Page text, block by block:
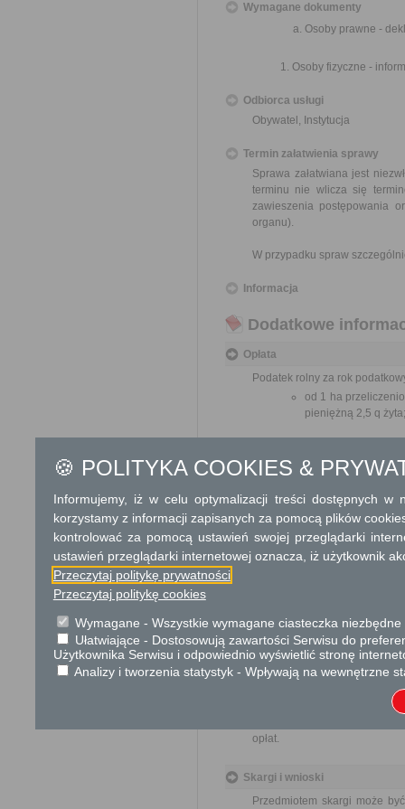
Wymagane dokumenty
Osoby prawne -
Osoby fizyczne -
Odbiorca usługi
Obywatel, Instytucja
Termin załatwienia sprawy
Sprawa załatwiana jest
terminu nie wlicza się
zawieszenia postępowania
organu).
W przypadku spraw
Informacja
Dodatkowe
Opłata
Podatek rolny za rok
od 1 ha
pieniężną 2,5 q żyta;
obliczone
ogłaszanego
roku
Podstawę opodatkowania
dla gruntów
dla pozostałych
Tryb odwoławczy
Odwołanie wnosi się do
za pośrednictwem organu,
opłat.
Skargi i wnioski
Przedmiotem skargi może
🍪 POLITYKA COOKIES &
Informujemy, iż w celu optymalizacji treści dostępnych w
korzystamy z informacji zapisanych za pomocą plików
kontrolować za pomocą ustawień swojej przeglądarki
ustawień przeglądarki internetowej oznacza, iż użytkownik
Przeczytaj politykę prywatności
Przeczytaj politykę cookies
Wymagane - Wszystkie wymagane ciasteczka
Ułatwiające - Dostosowują zawartości Serwisu do
Użytkownika Serwisu i odpowiednio wyświetlić stronę
Analizy i tworzenia statystyk - Wpływają na wewnętrzne